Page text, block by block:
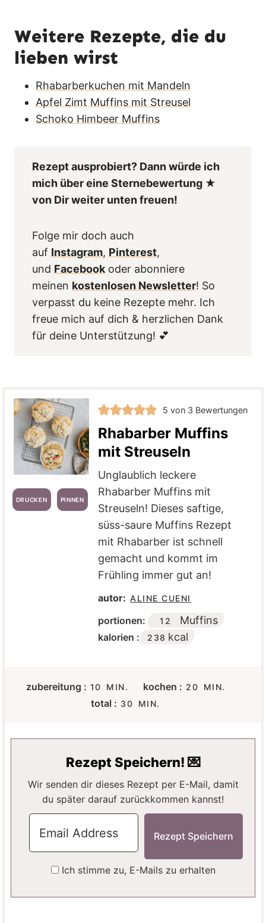
Weitere Rezepte, die du
lieben wirst
Rhabarberkuchen mit Mandeln
Apfel Zimt Muffins mit Streusel
Schoko Himbeer Muffins
Rezept ausprobiert? Dann würde ich
mich über eine Sternebewertung ★
von Dir weiter unten freuen!
Folge mir doch auch
auf Instagram, Pinterest,
und Facebookoder abonniere
meinen kostenlosen Newsletter! So
verpasst du keine Rezepte mehr. Ich
freue mich auf dich & herzlichen Dank
für deine Unterstützung! 💕
DRUCKEN PINNEN
5 von 3 Bewertungen
Rhabarber Muffins
mit Streuseln
Unglaublich leckere
Rhabarber Muffins mit
Streuseln! Dieses saftige,
süss-saure Muffins Rezept
mit Rhabarber ist schnell
gemacht und kommt im
Frühling immer gut an!
autor: ALINE CUENI
portionen: 12 Muffins
kalorien : 238 kcal
zubereitung : 10 M
N
T
N
MIN. kochen : 20 M
T
N
MIN.
total : 30 M
U
E
MIN.
Rezept Speichern! 💌
Wir senden dir dieses Rezept per E-Mail, damit
du später darauf zurückkommen kannst!
Ich stimme zu, E-Mails zu erhalten